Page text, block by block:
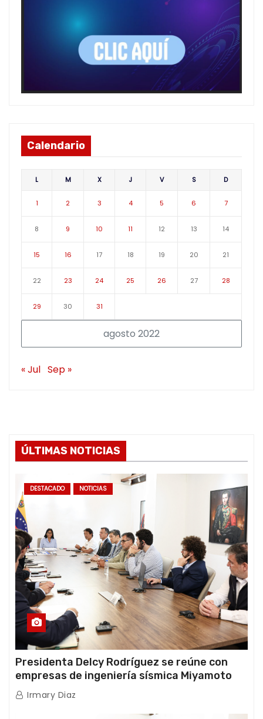
Calendario
agosto 2022
L M X J V S D
1 2 3 4 5 6 7
8 9 10 11 12 13 14
15 16 17 18 19 20 21
22 23 24 25 26 27 28
29 30 31
« Jul Sep »
ÚLTIMAS NOTICIAS
DESTACADO NOTICIAS
Presidenta Delcy Rodríguez se reúne con
empresas de ingeniería sísmica Miyamoto
International y TFI Solutions
Irmary Diaz